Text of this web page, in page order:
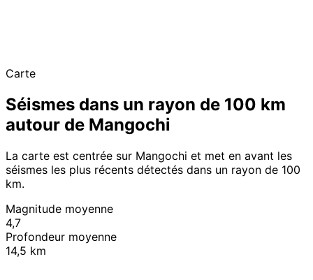
Carte
Séismes dans un rayon de 100 km
autour de Mangochi
La carte est centrée sur Mangochi et met en avant les
séismes les plus récents détectés dans un rayon de 100
km.
Magnitude moyenne
4,7
Profondeur moyenne
14,5 km